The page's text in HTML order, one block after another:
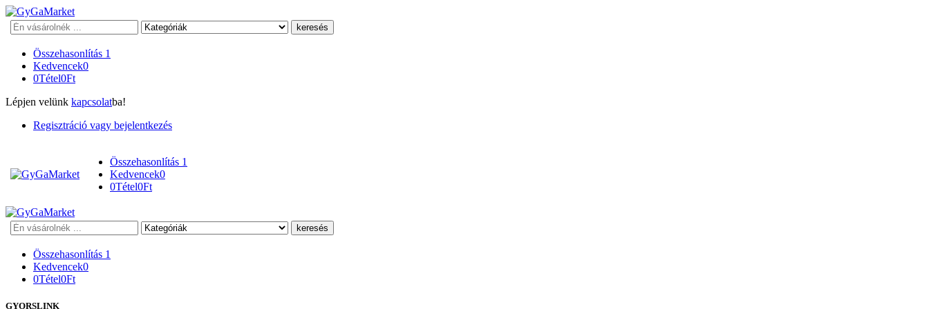
Keresés
Összehasonlítás 1
Kedvencek0
0Tétel0Ft
Lépjen velünk kapcsolatba!
Regisztráció vagy bejelentkezés
Összehasonlítás 1
Kedvencek0
0Tétel0Ft
Keresés
Összehasonlítás 1
Kedvencek0
0Tétel0Ft
GYORSLINK